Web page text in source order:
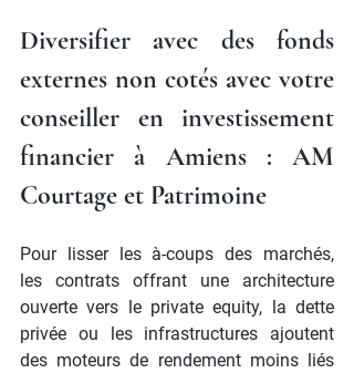
Diversifier avec des fonds
externes non cotés avec votre
conseiller en investissement
financier à Amiens : AM
Courtage et Patrimoine
Pour lisser les à-coups des marchés,
les contrats offrant une architecture
ouverte vers le private equity, la dette
privée ou les infrastructures ajoutent
des moteurs de rendement moins liés